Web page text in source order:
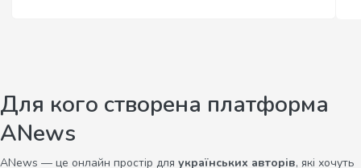
Для кого створена платформа
ANews
ANews — це онлайн простір для українських авторів, які хочуть